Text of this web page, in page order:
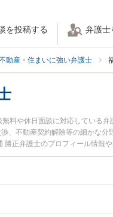
を投稿する 弁護士
動産・住まいに強い弁護士
料や休日面談に対応している
、不動産契約解除等の細かな
正弁護士のプロフィール情報
き交渉のトラブル解決の実績
におすすめです。